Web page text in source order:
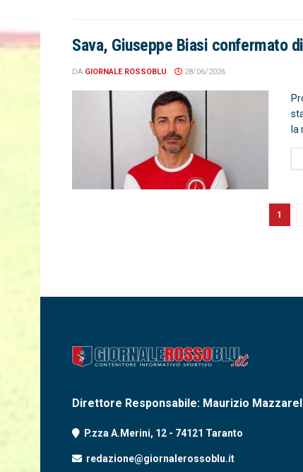
Sava, Giuseppe Biasi confermato
DA GIORNALE ROSSOBLU 28/06/2026
la
1
Direttore Responsabile: Maurizio
P.zza A.Merini, 12 - 74121 Taranto
redazione@giornalerossoblu.it